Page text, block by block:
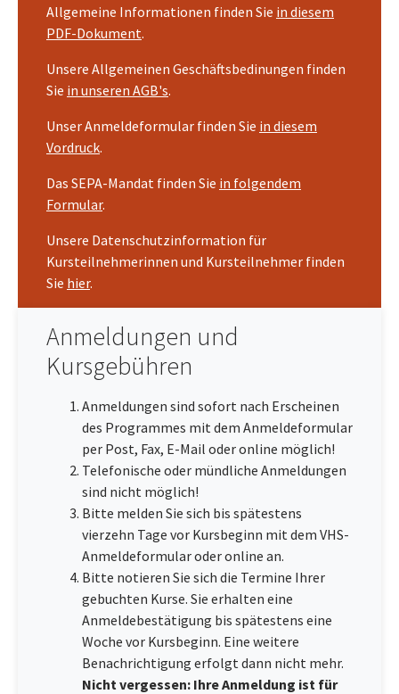
Allgemeine Informationen finden Sie in diesem
PDF-Dokument.
Unsere Allgemeinen Geschäftsbedinungen finden
Sie in unseren AGB's.
Unser Anmeldeformular finden Sie in diesem
Vordruck.
Das SEPA-Mandat finden Sie in folgendem
Formular.
Unsere Datenschutzinformation für
Kursteilnehmerinnen und Kursteilnehmer finden
Sie hier.
Anmeldungen und
Kursgebühren
Anmeldungen sind sofort nach Erscheinen
des Programmes mit dem Anmeldeformular
per Post, Fax, E-Mail oder online möglich!
Telefonische oder mündliche Anmeldungen
sind nicht möglich!
Bitte melden Sie sich bis spätestens
vierzehn Tage vor Kursbeginn mit dem VHS-
Anmeldeformular oder online an.
Bitte notieren Sie sich die Termine Ihrer
gebuchten Kurse. Sie erhalten eine
Anmeldebestätigung bis spätestens eine
Woche vor Kursbeginn. Eine weitere
Benachrichtigung erfolgt dann nicht mehr.
Nicht vergessen: Ihre Anmeldung ist für